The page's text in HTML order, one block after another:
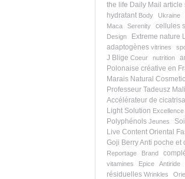
the life Daily Mail article
hydratant Body Ukraine
Maca
Serenity cellules
Design Extreme nature
adaptogènes vitrines
J Blige Coeur nutrition
Polonaise créative en
Marais Natural
Professeur Tadeusz
Accélérateur de
Light Solution Excellence
Polyphénols Jeunes
Live Content Oriental
Goji BerryAnti poche et
Reportage Brand
vitamines Epice Antiride
résiduelles Wrinkles